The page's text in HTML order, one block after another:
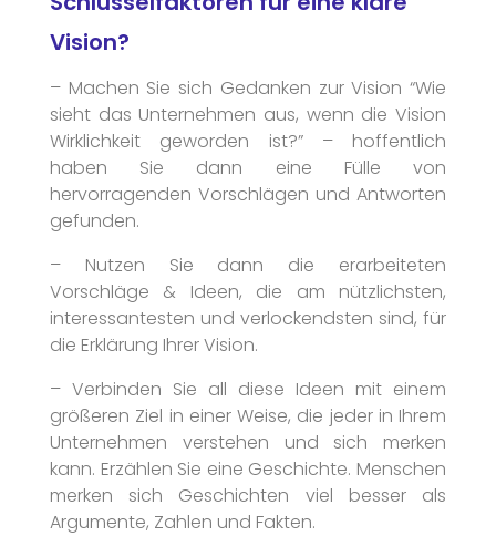
Vision?
– Machen Sie sich Gedanken zur Vision “Wie
sieht das Unternehmen aus, wenn die Vision
Wirklichkeit geworden ist?” – hoffentlich
haben Sie dann eine Fülle von
hervorragenden Vorschlägen und Antworten
gefunden.
– Nutzen Sie dann die erarbeiteten
Vorschläge & Ideen, die am nützlichsten,
interessantesten und verlockendsten sind, für
die Erklärung Ihrer Vision.
– Verbinden Sie all diese Ideen mit einem
größeren Ziel in einer Weise, die jeder in Ihrem
Unternehmen verstehen und sich merken
kann. Erzählen Sie eine Geschichte. Menschen
merken sich Geschichten viel besser als
Argumente, Zahlen und Fakten.